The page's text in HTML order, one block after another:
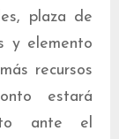
plaza de
y elemento
recursos
estará
ante el